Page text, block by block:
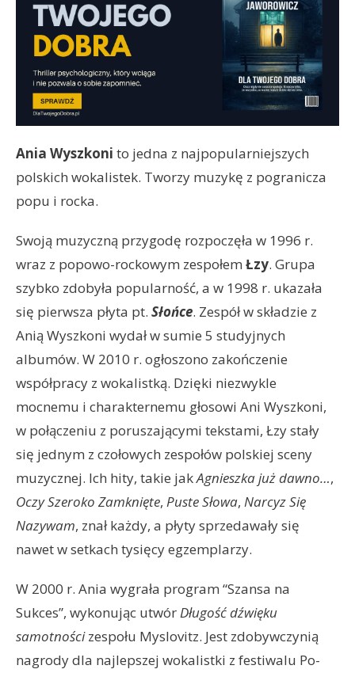
Ania Wyszkoni to jedna z najpopularniejszych
polskich wokalistek. Tworzy muzykę z pogranicza
popu i rocka.
Swoją muzyczną przygodę rozpoczęła w 1996 r.
wraz z popowo-rockowym zespołem Łzy. Grupa
szybko zdobyła popularność, a w 1998 r. ukazała
się pierwsza płyta pt. Słońce. Zespół w składzie z
Anią Wyszkoni wydał w sumie 5 studyjnych
albumów. W 2010 r. ogłoszono zakończenie
współpracy z wokalistką. Dzięki niezwykle
mocnemu i charakternemu głosowi Ani Wyszkoni,
w połączeniu z poruszającymi tekstami, Łzy stały
się jednym z czołowych zespołów polskiej sceny
muzycznej. Ich hity, takie jakAgnieszkajuż dawno…,
Oczy Szeroko Zamknięte, Puste Słowa, Narcyz Się
Nazywam, znał każdy, a płyty sprzedawały się
nawet w setkach tysięcy egzemplarzy.
W 2000 r. Ania wygrała program “Szansa na
Sukces”, wykonując utwór Długość dźwięku
samotnościzespołu Myslovitz. Jest zdobywczynią
nagrody dla najlepszej wokalistki z festiwalu Po-